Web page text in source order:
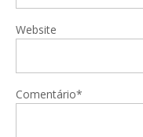
Website
Comentário*